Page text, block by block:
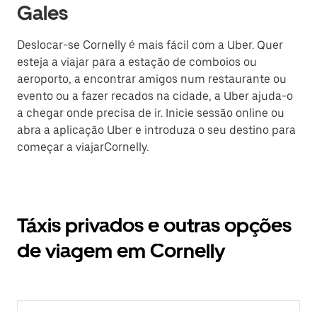
Gales
Deslocar-se Cornelly é mais fácil com a Uber. Quer
esteja a viajar para a estação de comboios ou
aeroporto, a encontrar amigos num restaurante ou
evento ou a fazer recados na cidade, a Uber ajuda-o
a chegar onde precisa de ir. Inicie sessão online ou
abra a aplicação Uber e introduza o seu destino para
começar a viajarCornelly.
Táxis privados e outras opções
de viagem em Cornelly